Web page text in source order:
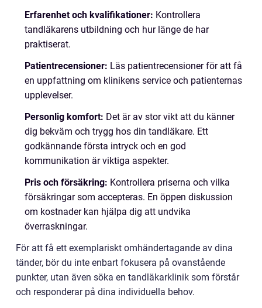
Erfarenhet och kvalifikationer: Kontrollera
tandläkarens utbildning och hur länge de har
praktiserat.
Patientrecensioner: Läs patientrecensioner för att få
en uppfattning om klinikens service och patienternas
upplevelser.
Personlig komfort: Det är av stor vikt att du känner
dig bekväm och trygg hos din tandläkare. Ett
godkännande första intryck och en god
kommunikation är viktiga aspekter.
Pris och försäkring: Kontrollera priserna och vilka
försäkringar som accepteras. En öppen diskussion
om kostnader kan hjälpa dig att undvika
överraskningar.
För att få ett exemplariskt omhändertagande av dina
tänder, bör du inte enbart fokusera på ovanstående
punkter, utan även söka en tandläkarklinik som förstår
och responderar på dina individuella behov.